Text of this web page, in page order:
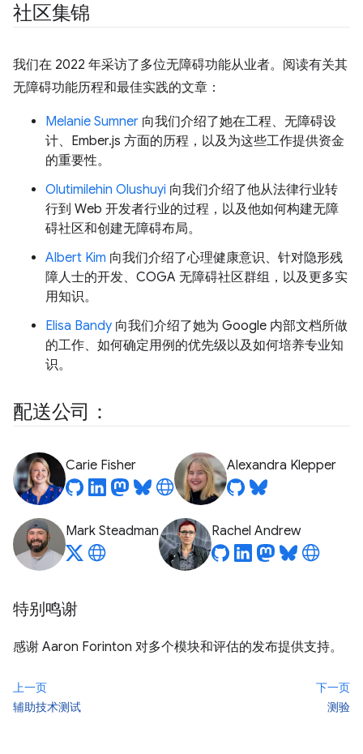
社区集锦
我们在 2022 年采访了多位无障碍功能从业者。阅读有关其
无障碍功能历程和最佳实践的文章：
Melanie Sumner 向我们介绍了她在工程、无障碍设
计、Ember.js 方面的历程，以及为这些工作提供资金
的重要性。
Olutimilehin Olushuyi 向我们介绍了他从法律行业转
行到 Web 开发者行业的过程，以及他如何构建无障
碍社区和创建无障碍布局。
Albert Kim 向我们介绍了心理健康意识、针对隐形残
障人士的开发、COGA 无障碍社区群组，以及更多实
用知识。
Elisa Bandy 向我们介绍了她为 Google 内部文档所做
的工作、如何确定用例的优先级以及如何培养专业知
识。
配送公司：
Carie Fisher Alexandra Klepper
Mark Steadman Rachel Andrew
特别鸣谢
感谢 Aaron Forinton 对多个模块和评估的发布提供支持。
上一页
辅助技术测试
下一页
测验